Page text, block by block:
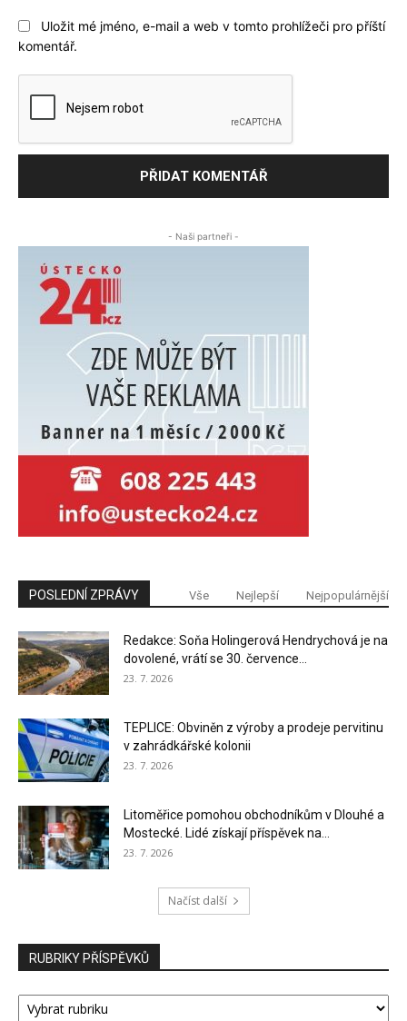
Uložit mé jméno, e-mail a web v tomto prohlížeči pro příští
komentář.
- Naši partneři -
POSLEDNÍ ZPRÁVY Vše Nejlepší Nejpopulárnější
Redakce: Soňa Holingerová Hendrychová je na
dovolené, vrátí se 30. července...
23. 7. 2026
TEPLICE: Obviněn z výroby a prodeje pervitinu
v zahrádkářské kolonii
23. 7. 2026
Litoměřice pomohou obchodníkům v Dlouhé a
Mostecké. Lidé získají příspěvek na...
23. 7. 2026
Načíst další
RUBRIKY PŘÍSPĚVKŮ
RUBRIKY
PŘÍSPĚVKŮ